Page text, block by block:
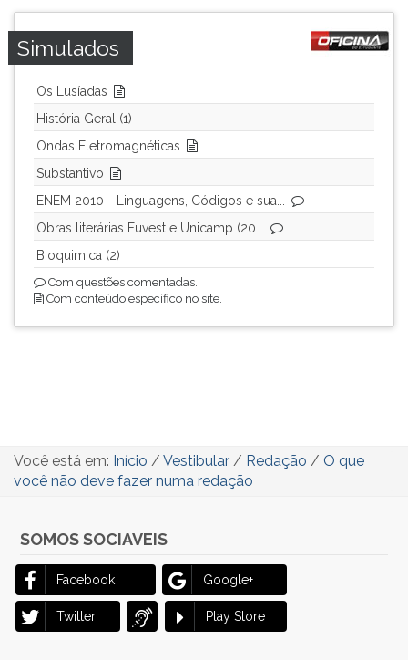
Simulados
Os Lusíadas
História Geral (1)
Ondas Eletromagnéticas
Substantivo
ENEM 2010 - Linguagens, Códigos e sua...
Obras literárias Fuvest e Unicamp (20...
Bioquimica (2)
Com questões comentadas.
Com conteúdo específico no site.
Você está em: Início / Vestibular / Redação / O que
você não deve fazer numa redação
SOMOS SOCIAVEIS
Facebook Google+
Twitter Play Store